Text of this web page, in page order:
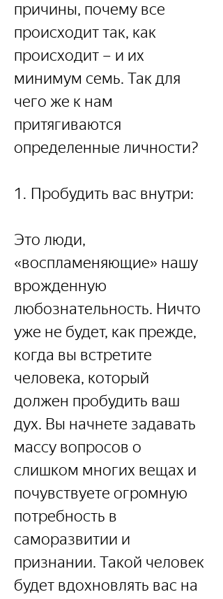
причины, почему все
происходит так, как
происходит – и их
минимум семь. Так для
чего же к нам
притягиваются
определенные личности?
1. Пробудить вас внутри:
Это люди,
«воспламеняющие» нашу
врожденную
любознательность. Ничто
уже не будет, как прежде,
когда вы встретите
человека, который
должен пробудить ваш
дух. Вы начнете задавать
массу вопросов о
слишком многих вещах и
почувствуете огромную
потребность в
саморазвитии и
признании. Такой человек
будет вдохновлять вас на